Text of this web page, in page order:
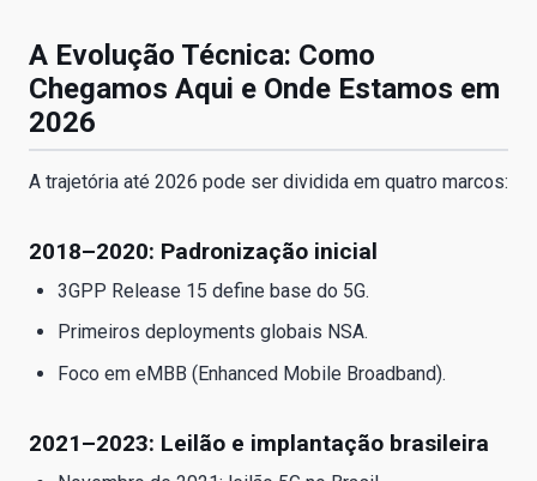
A Evolução Técnica: Como
Chegamos Aqui e Onde Estamos em
2026
A trajetória até 2026 pode ser dividida em quatro marcos:
2018–2020: Padronização inicial
3GPP Release 15 define base do 5G.
Primeiros deployments globais NSA.
Foco em eMBB (Enhanced Mobile Broadband).
2021–2023: Leilão e implantação brasileira